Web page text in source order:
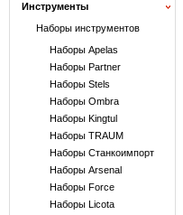
Инструменты
Наборы инструментов
Наборы Apelas
Наборы Partner
Наборы Stels
Наборы Ombra
Наборы Kingtul
Наборы TRAUM
Наборы Станкоимпорт
Наборы Arsenal
Наборы Force
Наборы Licota